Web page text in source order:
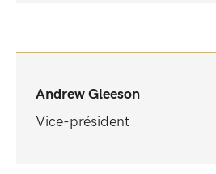
Andrew Gleeson
Vice-président